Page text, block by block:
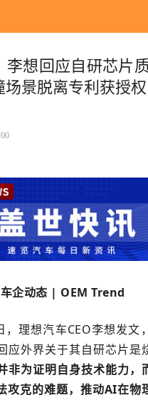
李想回应自研芯片
景脱离专利获授权
车企动态 | OEM Trend
理想汽车CEO李想发文
应外界关于其自研芯片是
非为证明自身技术能力，
攻克的难题，推动AI在物